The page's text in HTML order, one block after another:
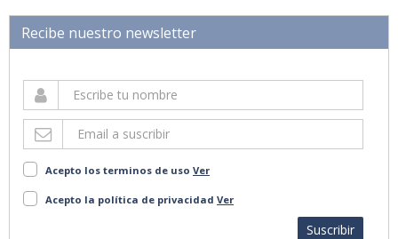
Recibe nuestro newsletter
Acepto los terminos de uso Ver
Acepto la política de privacidad Ver
Suscribir